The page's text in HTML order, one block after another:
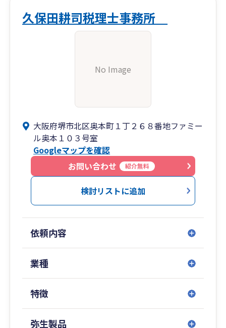
久保田耕司税理士事務所
No Image
大阪府堺市北区奥本町１丁２６８番地ファミー
ル奥本１０３号室
Googleマップを確認
お問い合わせ
紹介無料
検討リストに追加
依頼内容
業種
特徴
弥生製品